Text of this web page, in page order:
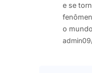
e se
o
admin